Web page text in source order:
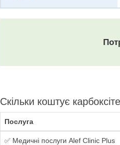
Скільки коштує
Послуга
✅ Медичні послуги Alef Clinic Plus